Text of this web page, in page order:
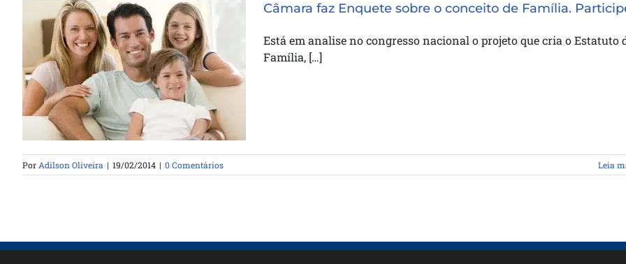
Câmara faz Enquete sobre o
conceito de Família. Participe
Câmara faz Enquete sobre o conceito de Família.
Está em analise no congresso nacional o projeto que cria o Estatuto
Família, […]
PorAdilson Oliveira | 19/02/2014 | 0 Comentários Leia